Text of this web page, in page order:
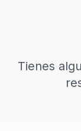
Tienes